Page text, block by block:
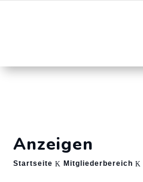
Anzeigen
Startseite K Mitgliederbereich K